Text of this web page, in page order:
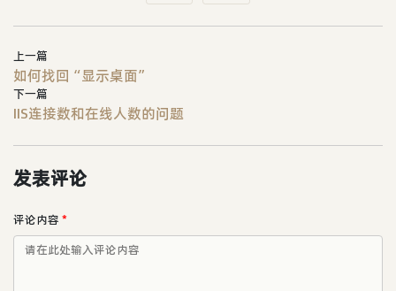
上一篇
如何找回“显示桌面”
下一篇
IIS连接数和在线人数的问题
发表评论
评论内容 *